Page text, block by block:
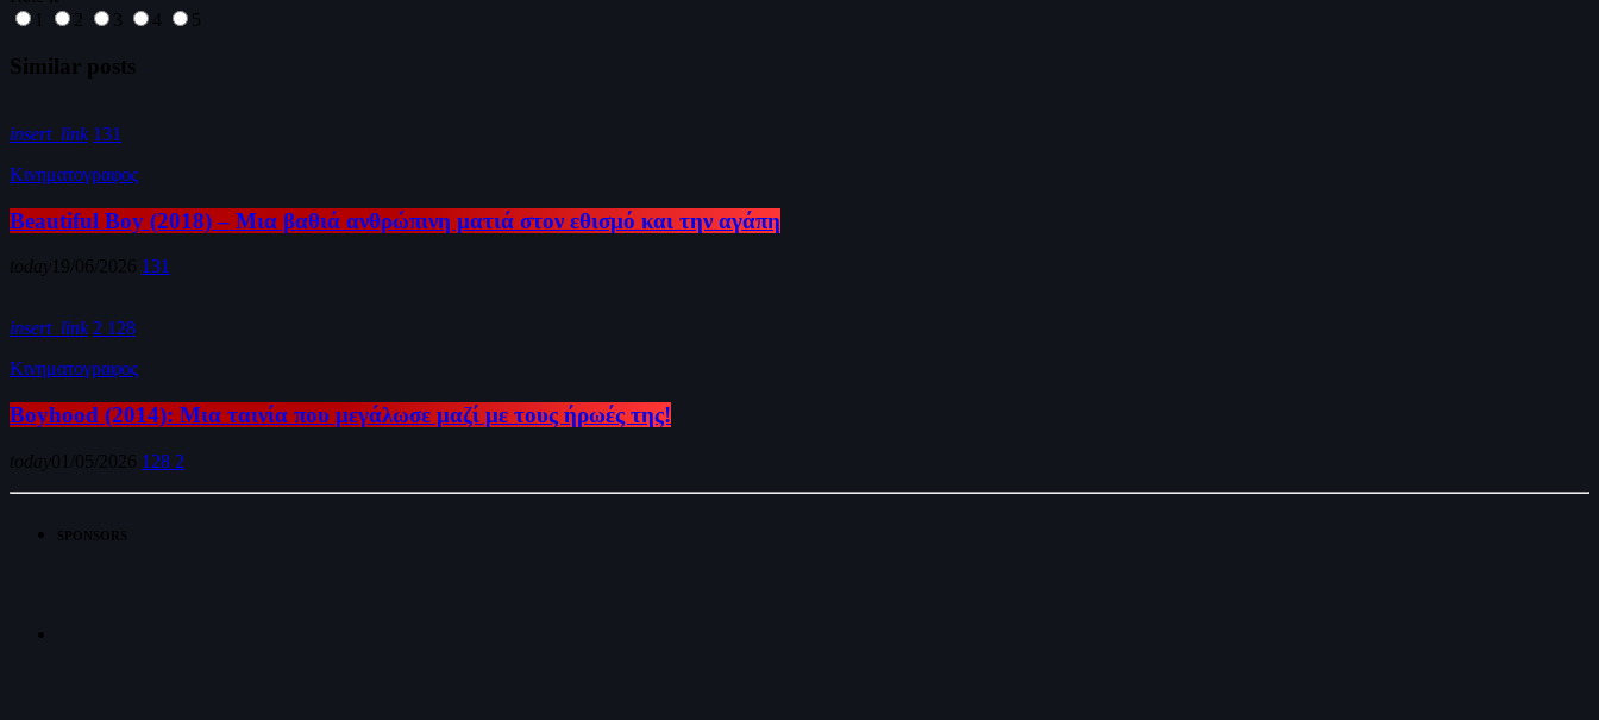
1
2 3 4 5
Similar posts
insert_link 131
Κινηματογραφος
Beautiful Boy (2018) – Μια βαθιά ανθρώπινη ματιά στον εθισμό και την αγάπη
today 19/06/2026 131
insert_link 2 128
Κινηματογραφος
Boyhood (2014): Μια ταινία που μεγάλωσε μαζί με τους ήρωές της!
today01/05/2026 128 2
SPONSORS